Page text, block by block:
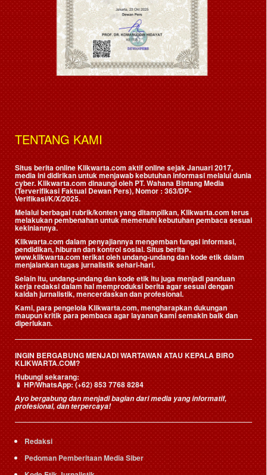
TENTANG KAMI
Situs berita online Klikwarta.com aktif online sejak Januari 2017,
media ini didirikan untuk menjawab kebutuhan informasi melalui dunia
cyber. Klikwarta.com dinaungi oleh PT. Wahana Bintang Media
(Terverifikasi Faktual Dewan Pers), Nomor : 363/DP-
Verifikasi/K/X/2025.
Melalui berbagai rubrik/konten yang ditampilkan, Klikwarta.com terus
melakukan pembenahan untuk memenuhi kebutuhan pembaca sesuai
kekiniannya.
Klikwarta.com dalam penyajiannya mengemban fungsi informasi,
pendidikan, hiburan dan kontrol sosial. Situs berita
www.klikwarta.com terikat oleh undang-undang dan kode etik dalam
menjalankan tugas jurnalistik sehari-hari.
Selain itu, undang-undang dan kode etik itu juga menjadi panduan
kerja redaksi dalam hal memproduksi berita agar sesuai dengan
kaidah jurnalistik, mencerdaskan dan profesional.
Kami, para pengelola Klikwarta.com, mengharapkan dukungan
maupun kritik para pembaca agar layanan kami semakin baik dan
diperlukan.
INGIN BERGABUNG MENJADI WARTAWAN ATAU KEPALA BIRO
KLIKWARTA.COM?
Hubungi sekarang:
📱HP/WhatsApp:(+62) 853 7768 8284
Ayo bergabung dan menjadi bagian dari media yang informatif,
profesional, dan terpercaya!
Redaksi
Pedoman Pemberitaan Media Siber